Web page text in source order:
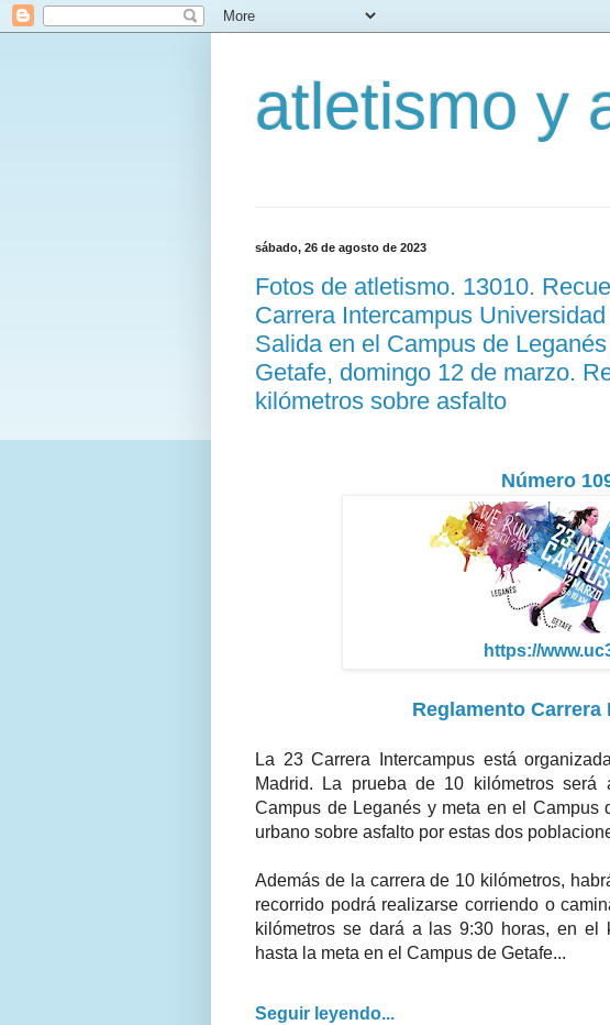
atletismo y
sábado, 26 de agosto de 2023
Fotos de atletismo. 13010.
Carrera Intercampus
Salida en el Campus de
Getafe, domingo 12 de marzo.
kilómetros sobre asfalto
Número
https://
Reglamento Carrera
La 23 Carrera Intercampus está
Madrid. La prueba de 10 kilómetros
Campus de Leganés y meta en el Campus
urbano sobre asfalto por estas dos
Además de la carrera de 10 kilómetros,
recorrido podrá realizarse corriendo o
kilómetros se dará a las 9:30 horas, en el
hasta la meta en el Campus de Getafe...
Seguir leyendo...